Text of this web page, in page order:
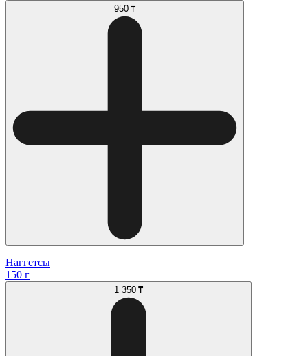
950 ₸
Наггетсы
150 г
1 350 ₸